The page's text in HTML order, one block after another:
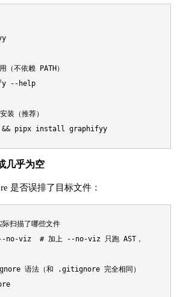
不依赖 PATH）
-- help
（推荐）
几乎为空
是否误排了目标文件：
扫描了哪些文件
no-viz # 加上 --no-viz 只跑 AST，不调 LLM，
语法（和 .gitignore 完全相同）